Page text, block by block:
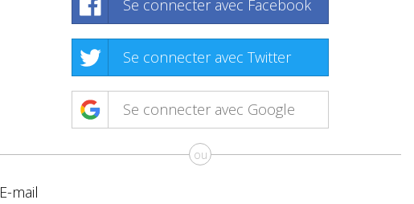
Se connecter avec Facebook
Se connecter avec Twitter
Se connecter avec Google
ou
E-mail